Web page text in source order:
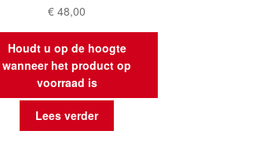
€ 48,00
Houdt u op de hoogte
wanneer het product op
voorraad is
Lees verder